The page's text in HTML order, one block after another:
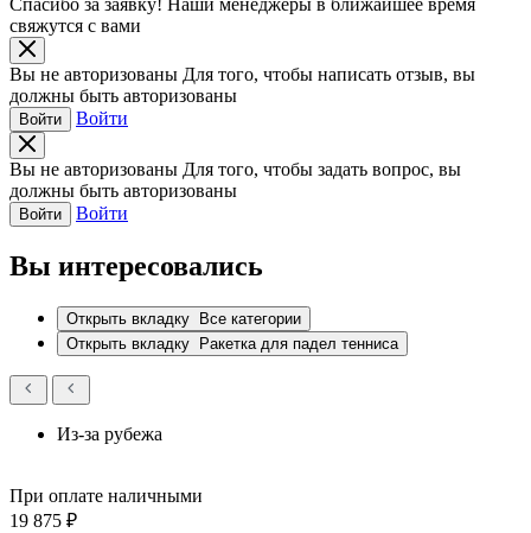
Спасибо за заявку! Наши менеджеры в ближайшее время
свяжутся с вами
Вы не авторизованы Для того, чтобы написать отзыв, вы
должны быть авторизованы
Войти Войти
Вы не авторизованы Для того, чтобы задать вопрос, вы
должны быть авторизованы
Войти Войти
Вы интересовались
Открыть вкладку
Все категории
Открыть вкладку
Ракетка для падел тенниса
Из-за рубежа
При оплате наличными
19 875 ₽